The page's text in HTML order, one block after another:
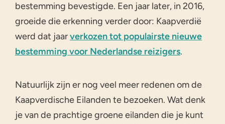
bestemming bevestigde. Een jaar later, in 2016,
groeide die erkenning verder door: Kaapverdië
werd dat jaarverkozen tot populairste nieuwe
bestemming voor Nederlandse reizigers.
Natuurlijk zijn er nog veel meer redenen om de
Kaapverdische Eilanden te bezoeken. Wat denk
je van de prachtige groene eilanden die je kunt